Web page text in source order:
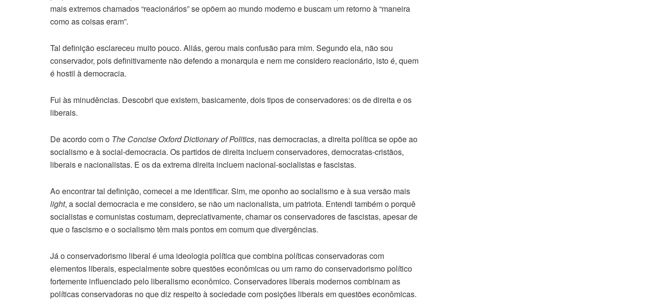
mais extremos chamados “reacionários” se opõem ao mundo moderno e buscam um retorno à “maneira
como as coisas eram”.
Tal definição esclareceu muito pouco. Aliás, gerou mais confusão para mim. Segundo ela, não sou
conservador, pois definitivamente não defendo a monarquia e nem me considero reacionário, isto é, quem
é hostil à democracia.
Fui às minudências. Descobri que existem, basicamente, dois tipos de conservadores: os de direita e os
liberais.
De acordo com o The Concise Oxford Dictionary of Politics, nas democracias, a direita política se opõe ao
socialismo e à social-democracia. Os partidos de direita incluem conservadores, democratas-cristãos,
liberais e nacionalistas. E os da extrema direita incluem nacional-socialistas e fascistas.
Ao encontrar tal definição, comecei a me identificar. Sim, me oponho ao socialismo e à sua versão mais
light, a social democracia e me considero, se não um nacionalista, um patriota. Entendi também o porquê
socialistas e comunistas costumam, depreciativamente, chamar os conservadores de fascistas, apesar de
que o fascismo e o socialismo têm mais pontos em comum que divergências.
Já o conservadorismo liberal é uma ideologia política que combina políticas conservadoras com
elementos liberais, especialmente sobre questões econômicas ou um ramo do conservadorismo político
fortemente influenciado pelo liberalismo econômico. Conservadores liberais modernos combinam as
políticas conservadoras no que diz respeito à sociedade com posições liberais em questões econômicas.